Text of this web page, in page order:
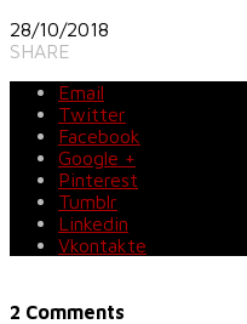
28/10/2018
SHARE
Email
Twitter
Facebook
Google +
Pinterest
Tumblr
Linkedin
Vkontakte
2 Comments